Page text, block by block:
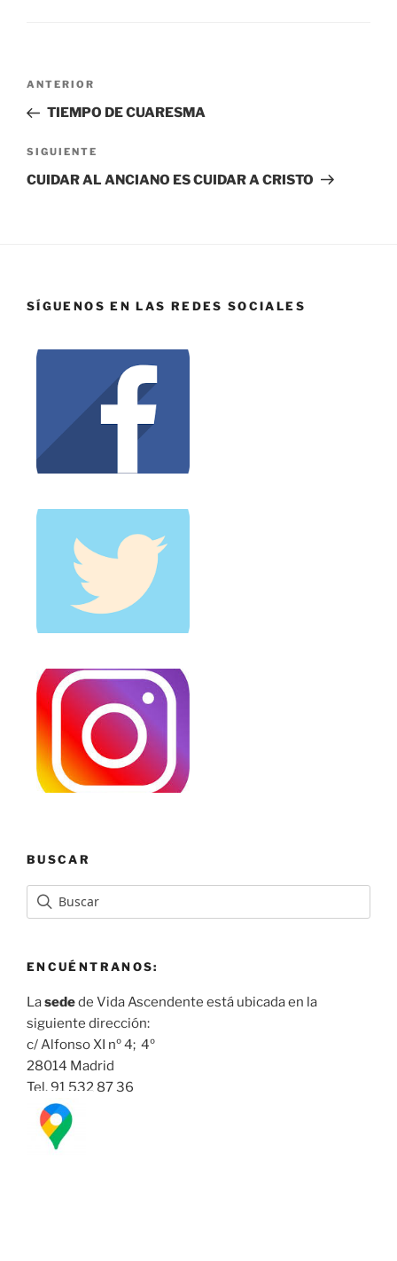
ANTERIOR
TIEMPO DE CUARESMA
SIGUIENTE
CUIDAR AL ANCIANO ES CUIDAR A CRISTO
SÍGUENOS EN LAS REDES SOCIALES
BUSCAR
ENCUÉNTRANOS:
Lasedede Vida Ascendente está ubicada en la
siguiente dirección:
c/ Alfonso XI nº 4; 4º
28014 Madrid
Tel. 91 532 87 36